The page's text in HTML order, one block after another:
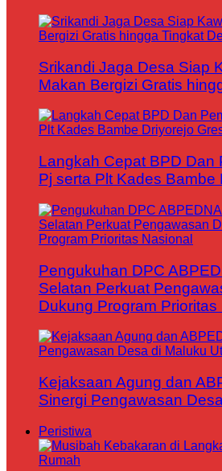
Srikandi Jaga Desa Siap
Makan Bergizi Gratis
Langkah Cepat BPD Dan
Pj serta Plt Kades Bambe
Pengukuhan DPC
Selatan Perkuat
Dukung Program Prioritas
Kejaksaan Agung dan
Sinergi Pengawasan
Peristiwa